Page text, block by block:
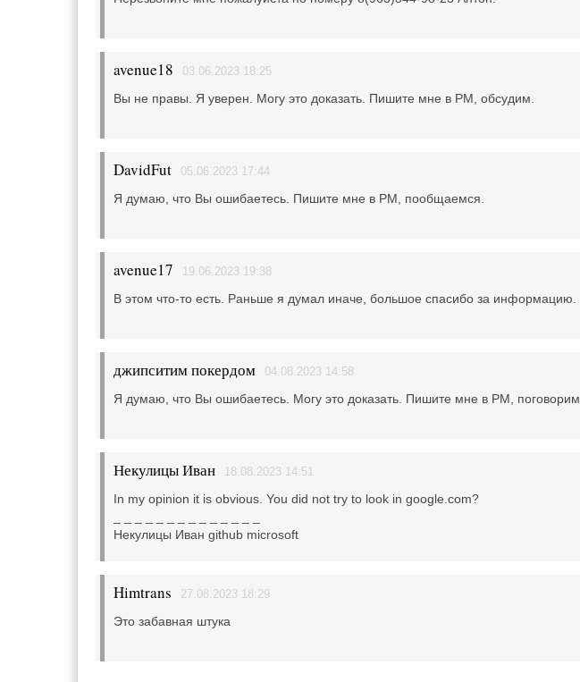
avenue18 03.06.2023 18:25
Вы не правы. Я уверен. Могу это доказать. Пишите мне в PM, обсудим.
DavidFut 05.06.2023 17:44
Я думаю, что Вы ошибаетесь. Пишите мне в PM, пообщаемся.
avenue17 19.06.2023 19:38
В этом что-то есть. Раньше я думал иначе, большое спасибо за информацию.
джипситим покердом 04.08.2023 14:58
Я думаю, что Вы ошибаетесь. Могу это доказать. Пишите мне в PM, поговорим.
Некулицы Иван 18.08.2023 14:51
In my opinion it is obvious. You did not try to look in google.com?
Некулицы Иван github microsoft
Himtrans 27.08.2023 18:29
Это забавная штука